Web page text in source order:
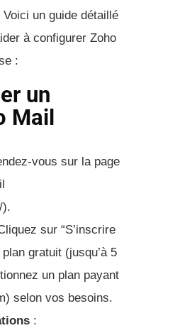
un guide détaillé
à configurer Zoho
:
un
Mail
vous sur la page
).
sur “S’inscrire
gratuit (jusqu’à 5
un plan payant
selon vos besoins.
: